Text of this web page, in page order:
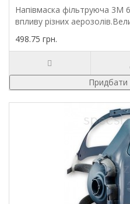
Напівмаска фільтруюча 3M
впливу різних
498.75 грн.
Придбати